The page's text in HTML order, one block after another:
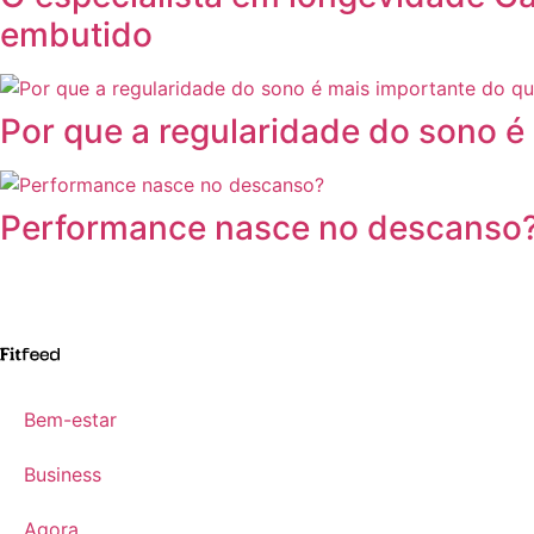
embutido
Por que a regularidade do sono
Performance nasce no
Bem-estar
Business
Agora